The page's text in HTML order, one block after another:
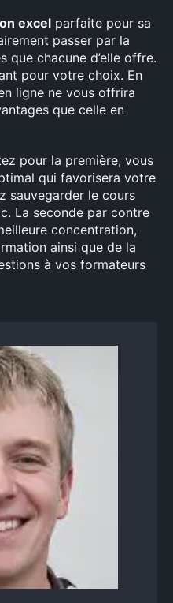
excel parfaite pour sa
passer par la
que chacune d’elle offre.
pour votre choix. En
ligne ne vous offrira
que celle en
pour la première, vous
qui favorisera votre
sauvegarder le cours
La seconde par contre
concentration,
ainsi que de la
à vos formateurs